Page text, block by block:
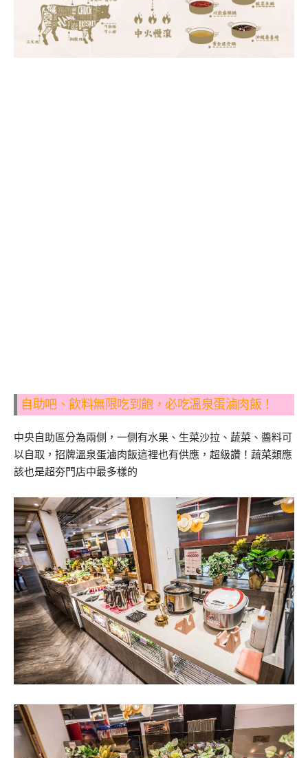
自助吧、飲料無限吃到飽，必吃溫泉蛋滷肉飯！
中央自助區分為兩側，一側有水果、生菜沙拉、蔬菜、醬料可
以自取，招牌溫泉蛋滷肉飯這裡也有供應，超級讚！蔬菜類應
該也是超夯門店中最多樣的